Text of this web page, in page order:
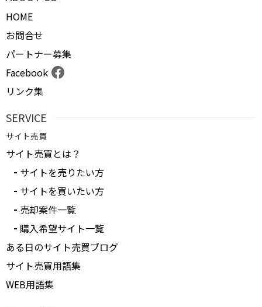
HOME
お問合せ
パートナー募集
Facebook
リンク集
SERVICE
サイト売買
サイト売買とは？
サイトを売りたい方
サイトを買いたい方
売却案件一覧
購入希望サイト一覧
ある日のサイト売買ブログ
サイト売買用語集
WEB用語集